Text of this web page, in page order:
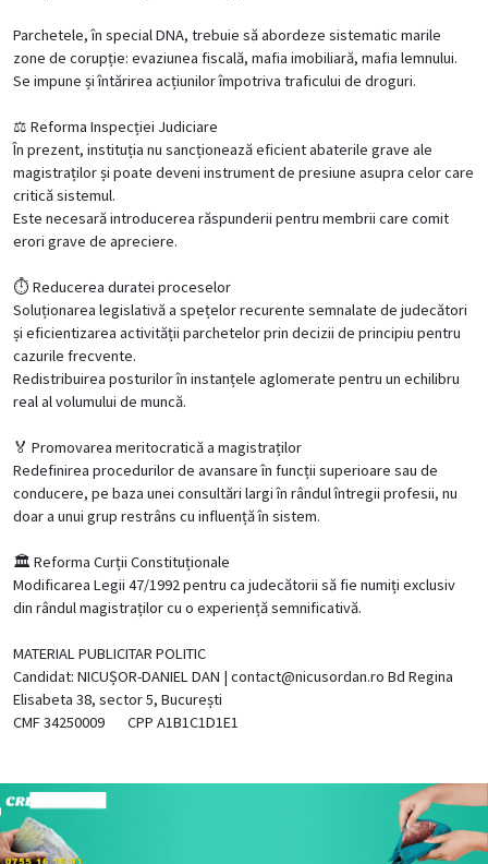
Parchetele, în special DNA, trebuie să abordeze sistematic marile
zone de corupție: evaziunea fiscală, mafia imobiliară, mafia lemnului.
Se impune și întărirea acțiunilor împotriva traficului de droguri.
⚖️ Reforma Inspecției Judiciare
În prezent, instituția nu sancționează eficient abaterile grave ale
magistraților și poate deveni instrument de presiune asupra celor care
critică sistemul.
Este necesară introducerea răspunderii pentru membrii care comit
erori grave de apreciere.
⏱️ Reducerea duratei proceselor
Soluționarea legislativă a spețelor recurente semnalate de judecători
și eficientizarea activității parchetelor prin decizii de principiu pentru
cazurile frecvente.
Redistribuirea posturilor în instanțele aglomerate pentru un echilibru
real al volumului de muncă.
🏅 Promovarea meritocratică a magistraților
Redefinirea procedurilor de avansare în funcții superioare sau de
conducere, pe baza unei consultări largi în rândul întregii profesii, nu
doar a unui grup restrâns cu influență în sistem.
🏛️ Reforma Curții Constituționale
Modificarea Legii 47/1992 pentru ca judecătorii să fie numiți exclusiv
din rândul magistraților cu o experiență semnificativă.
MATERIAL PUBLICITAR POLITIC
Candidat: NICUȘOR-DANIEL DAN | contact@nicusordan.ro Bd Regina
Elisabeta 38, sector 5, București
CMF 34250009 CPP A1B1C1D1E1